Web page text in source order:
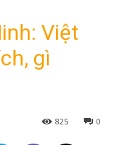
Việt
gì
0
825